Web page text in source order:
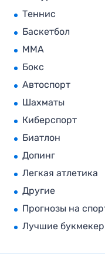
Теннис
Баскетбол
MMA
Бокс
Автоспорт
Шахматы
Киберспорт
Биатлон
Допинг
Легкая атлетика
Другие
Прогнозы на
Лучшие